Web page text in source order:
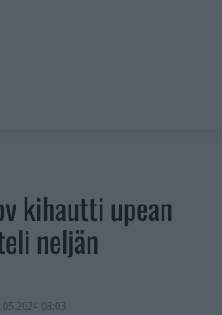
kihautti upean
neljän
08:03